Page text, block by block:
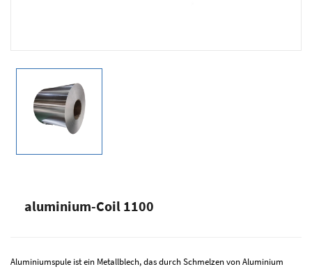
aluminium-Coil 1100
Aluminiumspule ist ein Metallblech, das durch Schmelzen von Aluminium